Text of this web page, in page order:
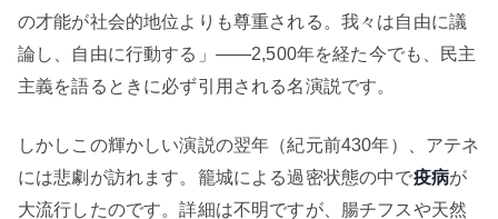
の才能が社会的地位よりも尊重される。我々は自由に議
論し、自由に行動する」——2,500年を経た今でも、民主
主義を語るときに必ず引用される名演説です。
しかしこの輝かしい演説の翌年（紀元前430年）、アテネ
には悲劇が訪れます。籠城による過密状態の中で疫病が
大流行したのです。詳細は不明ですが、腸チフスや天然